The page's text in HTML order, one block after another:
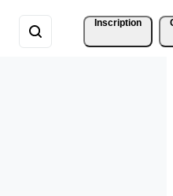
Inscription